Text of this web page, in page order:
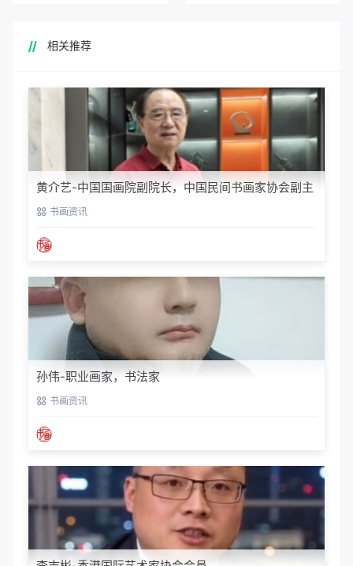
相关推荐
黄介艺-中国国画院副院长，中国民间书画家协会副主
席 书画资讯
孙伟-职业画家，书法家
书画资讯